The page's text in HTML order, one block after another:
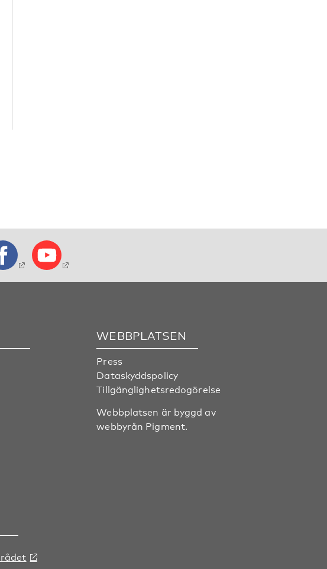
WEBBPLATSEN
Press
Dataskyddspolicy
Tillgänglighetsredogörelse
Webbplatsen är byggd av
webbyrån Pigment.